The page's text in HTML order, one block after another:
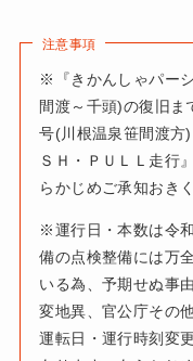
注意事項
※『きかんしゃパー
間渡～千頭)の復旧ま
号(川根温泉笹間渡方
ＳＨ・ＰＵＬＬ走行
らかじめご承知おき
※運行日・本数は令
備の点検整備には万
いる為、予期せぬ事
変地異、官公庁その
運転日・運行時刻変